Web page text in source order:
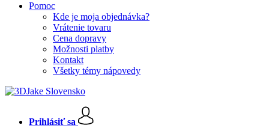
Pomoc
Kde je moja objednávka?
Vrátenie tovaru
Cena dopravy
Možnosti platby
Kontakt
Všetky témy nápovedy
Prihlásiť sa